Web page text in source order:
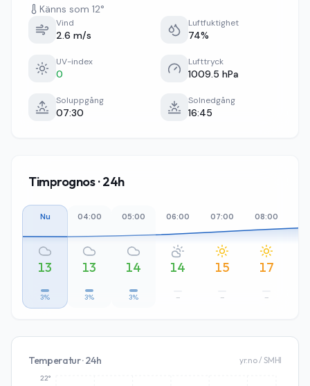
Känns som 12°
Vind
2.6 m/s
Luftfuktighet
74%
UV-index
0
Lufttryck
1009.5 hPa
Soluppgång
07:30
Solnedgång
16:45
Timprognos · 24h
Nu
13
3%
04:00
13
3%
05:00
14
3%
06:00
14
–
07:00
15
–
08:00
17
–
Temperatur · 24h yr.no / SMHI
22°